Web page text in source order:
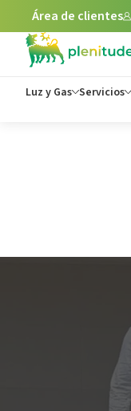
Área de clientes
Luz y Gas Servicios